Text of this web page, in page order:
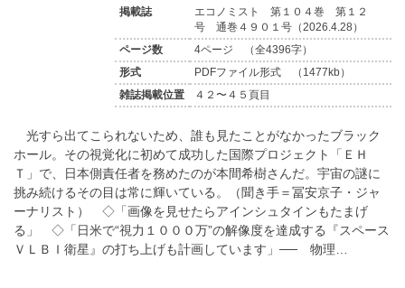
掲載誌
エコノミスト 第１０４巻 第１２
号 通巻４９０１号（2026.4.28）
ページ数
4ページ （全4396字）
形式
PDFファイル形式 （1477kb）
雑誌掲載位置
４２〜４５頁目
光すら出てこられないため、誰も見たことがなかったブラック
ホール。その視覚化に初めて成功した国際プロジェクト「ＥＨ
Ｔ」で、日本側責任者を務めたのが本間希樹さんだ。宇宙の謎に
挑み続けるその目は常に輝いている。（聞き手＝冨安京子・ジャ
ーナリスト） ◇「画像を見せたらアインシュタインもたまげ
る」 ◇「日米で“視力１０００万”の解像度を達成する『スペース
ＶＬＢＩ衛星』の打ち上げも計画しています」── 物理…